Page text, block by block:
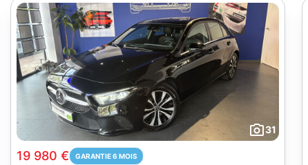
31
19 980 € GARANTIE 6 MOIS